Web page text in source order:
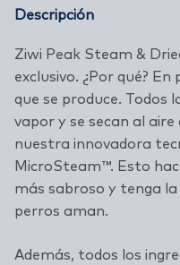
Descripción
Ziwi Peak Steam &
exclusivo. ¿Por qué?
que se produce. Todos
vapor y se secan al
nuestra innovadora
MicroSteam™. Esto
más sabroso y tenga
perros aman.
Además, todos los